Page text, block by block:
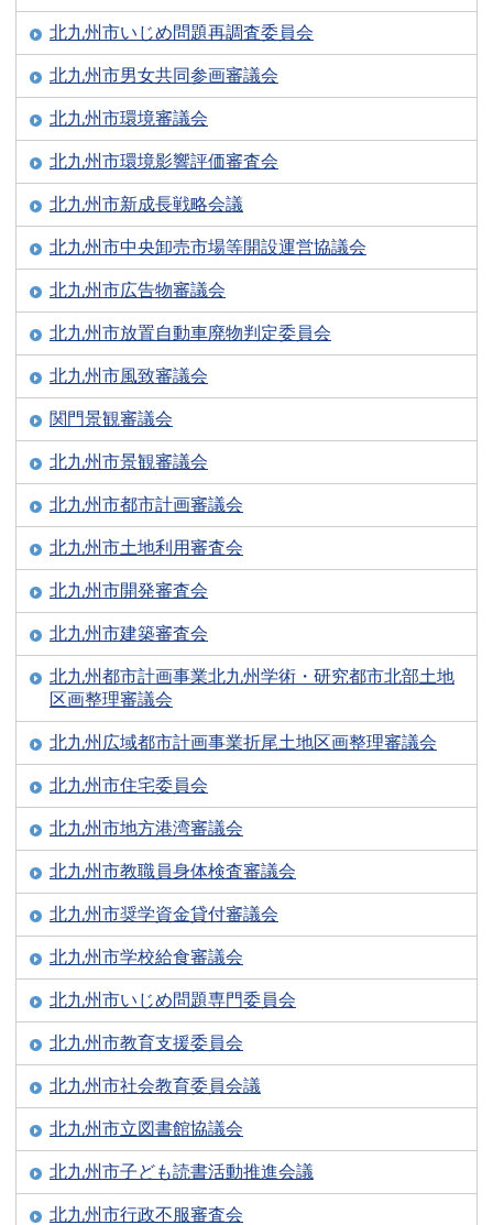
北九州市いじめ問題再調査委員会
北九州市男女共同参画審議会
北九州市環境審議会
北九州市環境影響評価審査会
北九州市新成長戦略会議
北九州市中央卸売市場等開設運営協議会
北九州市広告物審議会
北九州市放置自動車廃物判定委員会
北九州市風致審議会
関門景観審議会
北九州市景観審議会
北九州市都市計画審議会
北九州市土地利用審査会
北九州市開発審査会
北九州市建築審査会
北九州都市計画事業北九州学術・研究都市北部土地
区画整理審議会
北九州広域都市計画事業折尾土地区画整理審議会
北九州市住宅委員会
北九州市地方港湾審議会
北九州市教職員身体検査審議会
北九州市奨学資金貸付審議会
北九州市学校給食審議会
北九州市いじめ問題専門委員会
北九州市教育支援委員会
北九州市社会教育委員会議
北九州市立図書館協議会
北九州市子ども読書活動推進会議
北九州市行政不服審査会